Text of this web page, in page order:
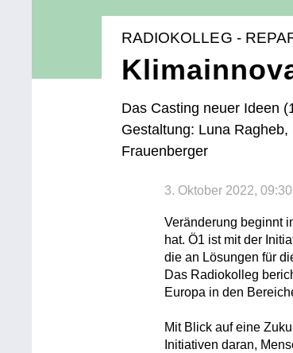
RADIOKOLLEG -
Das Casting neuer Ideen
Gestaltung: Luna
Frauenberger
3. Oktober 2022, 09:30
Veränderung beginnt
hat. Ö1 ist mit der
die an Lösungen für
Das Radiokolleg
Europa in den
Mit Blick auf eine
Initiativen daran,